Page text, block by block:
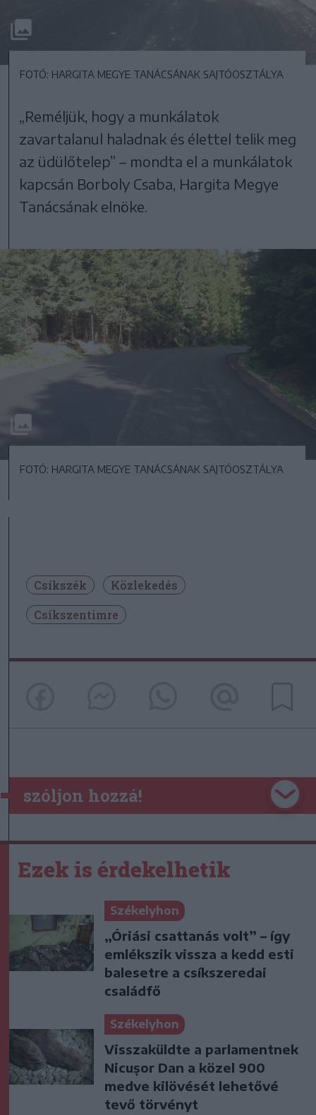
FOTÓ: HARGITA MEGYE TANÁCSÁNAK SAJTÓOSZTÁLYA
„Reméljük, hogy a munkálatok
zavartalanul haladnak és élettel telik meg
az üdülőtelep” – mondta el a munkálatok
kapcsán Borboly Csaba, Hargita Megye
Tanácsának elnöke.
FOTÓ: HARGITA MEGYE TANÁCSÁNAK SAJTÓOSZTÁLYA
Csíkszék
Közlekedés
Csíkszentimre
szóljon hozzá!
Ezek is érdekelhetik
Székelyhon
„Óriási csattanás volt” – így
emlékszik vissza a kedd esti
balesetre a csíkszeredai
családfő
Székelyhon
Visszaküldte a parlamentnek
Nicușor Dan a közel 900
medve kilövését lehetővé
tevő törvényt